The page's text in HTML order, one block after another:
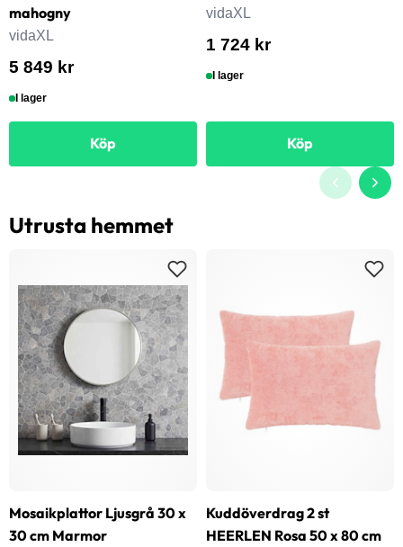
mahogny
vidaXL
5 849 kr
I lager
Köp
vidaXL
1 724 kr
I lager
Köp
Utrusta hemmet
Mosaikplattor Ljusgrå 30 x
30 cm Marmor
Kuddöverdrag 2 st
HEERLEN Rosa 50 x 80 cm